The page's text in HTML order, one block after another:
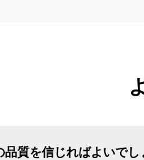
質を信じればよいでし